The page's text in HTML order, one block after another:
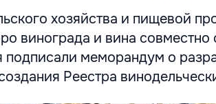
хозяйства и пищевой
винограда и вина совместно
подписали меморандум о
Реестра